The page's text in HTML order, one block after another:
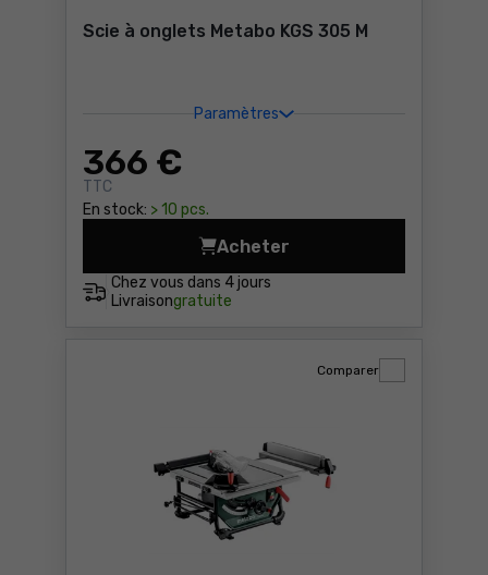
Scie à onglets Metabo KGS 305 M
Paramètres
366 €
TTC
En stock: > 10 pcs.
Chez vous dans 4 jours
Livraisongratuite
Acheter
Scie à onglets Metabo KGS
Comparer